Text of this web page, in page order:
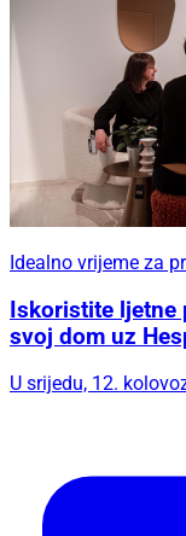
Idealno vrijeme za
Iskoristite ljetne
svoj dom uz
U srijedu, 12.